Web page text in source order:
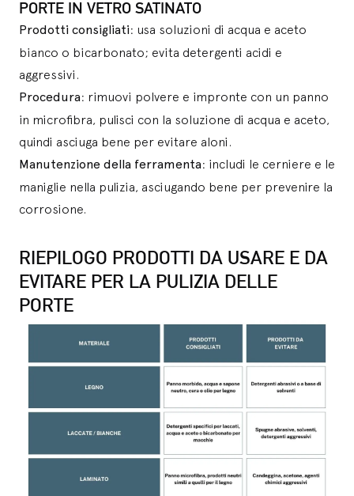
PORTE IN VETRO SATINATO
Prodotti consigliati: usa soluzioni di acqua e aceto
bianco o bicarbonato; evita detergenti acidi e
aggressivi.
Procedura: rimuovi polvere e impronte con un panno
in microfibra, pulisci con la soluzione di acqua e aceto,
quindi asciuga bene per evitare aloni.
Manutenzione della ferramenta: includi le cerniere e le
maniglie nella pulizia, asciugando bene per prevenire la
corrosione.
RIEPILOGO PRODOTTI DA USARE E DA
EVITARE PER LA PULIZIA DELLE
PORTE